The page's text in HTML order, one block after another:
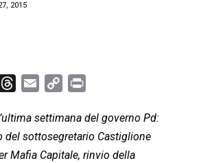
2015
r
e
a
a
i
l
p
y
L
i
n
t
settimana del governo Pd:
del sottosegretario Castiglione
Mafia Capitale, rinvio della